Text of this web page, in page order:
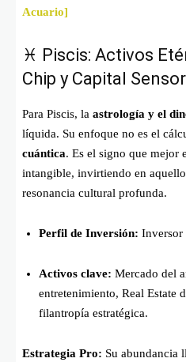
Acuario]
♓ Piscis: Activos
Chip y Capital
Para Piscis, la astrología y el
líquida. Su enfoque no es el
cuántica. Es el signo que mejor
intangible, invirtiendo en
resonancia cultural profunda.
Perfil de Inversión: Inversor
Activos clave: Mercado del
entretenimiento, Real Estate
filantropía estratégica.
Estrategia Pro: Su abundancia